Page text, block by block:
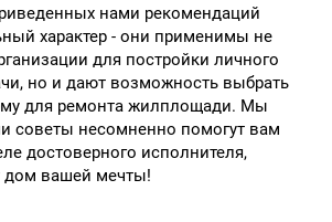
нами рекомендаций
характер - они применимы не
для постройки личного
но и дают возможность выбрать
для ремонта жилплощади. Мы
советы несомненно помогут вам
достоверного исполнителя,
дом вашей мечты!